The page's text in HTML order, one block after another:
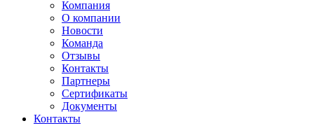
Компания
О компании
Новости
Команда
Отзывы
Контакты
Партнеры
Сертификаты
Документы
Контакты